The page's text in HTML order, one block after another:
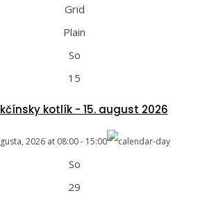
Grid
Plain
So
15
kotlík - 15. august 2026
2026 at 08:00- 15:00
So
29